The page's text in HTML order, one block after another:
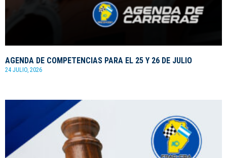
AGENDA DE COMPETENCIAS PARA EL 25 Y 26 DE JULIO
24 JULIO, 2026